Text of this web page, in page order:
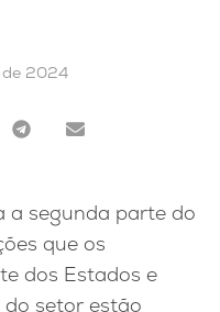
de 2024
a segunda parte do
que os
dos Estados e
setor estão